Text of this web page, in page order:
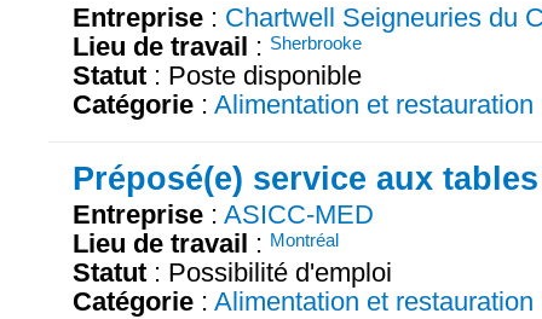
Entreprise : Chartwell Seigneuries du
Lieu de travail : Sherbrooke
Statut : Poste disponible
Catégorie : Alimentation et restauration
Préposé(e) service aux tables
Entreprise : ASICC-MED
Lieu de travail : Montréal
Statut : Possibilité d'emploi
Catégorie : Alimentation et restauration